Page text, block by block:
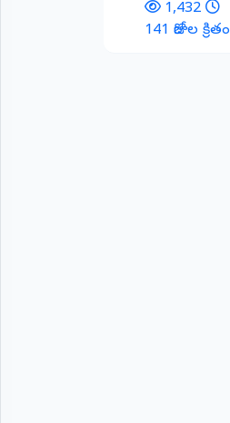
1,432
141 రోజుల క్రితం